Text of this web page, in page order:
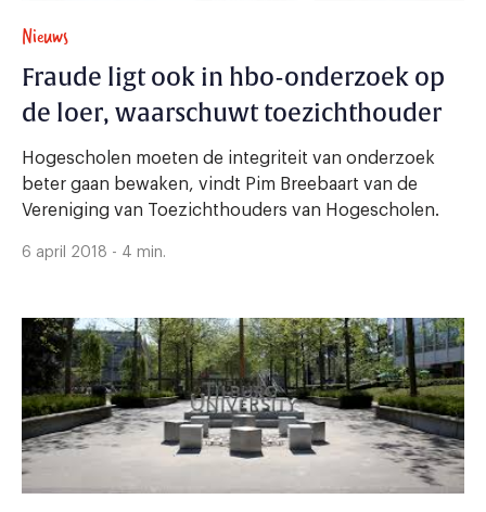
Nieuws
Fraude ligt ook in hbo-onderzoek op
de loer, waarschuwt toezichthouder
Hogescholen moeten de integriteit van onderzoek
beter gaan bewaken, vindt Pim Breebaart van de
Vereniging van Toezichthouders van Hogescholen.
6 april 2018 - 4 min.